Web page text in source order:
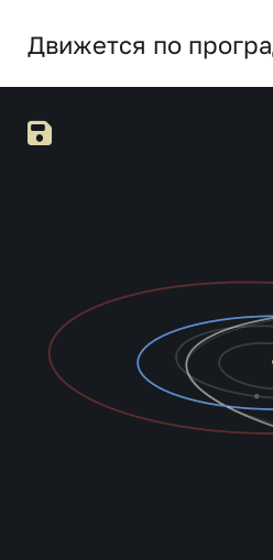
Движется по